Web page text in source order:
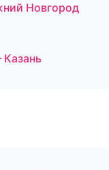
Новгород